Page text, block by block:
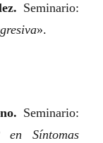
Seminario:
».
Seminario:
Síntomas